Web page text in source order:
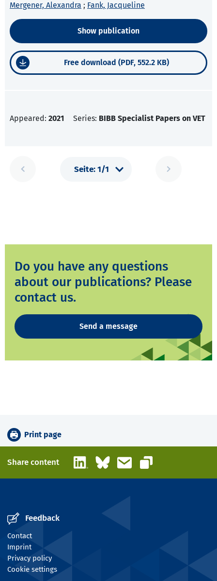
Mergener, Alexandra ; Fank, Jacqueline
Show publication
Free download (PDF, 552.2 KB)
Appeared: 2021 Series: BIBB Specialist Papers on VET
Do you have any questions
about our publications? Please
contact us.
Send a message
Print page
Share content LinkedInBlueskyEmail
Copy link
Feedback
Contact
Imprint
Privacy policy
Cookie settings